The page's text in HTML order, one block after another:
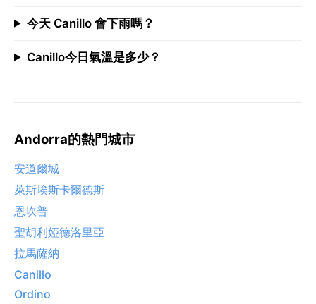
今天 Canillo 會下雨嗎？
Canillo今日氣溫是多少？
Andorra的熱門城市
安道爾城
萊斯埃斯卡爾德斯
恩坎普
聖胡利婭德洛里亞
拉馬薩納
Canillo
Ordino